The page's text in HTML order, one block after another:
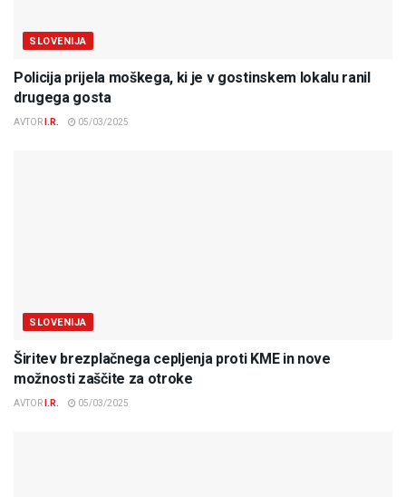
SLOVENIJA
Policija prijela moškega, ki je v gostinskem lokalu ranil
drugega gosta
AVTOR I.R. 05/03/2025
SLOVENIJA
Širitev brezplačnega cepljenja proti KME in nove
možnosti zaščite za otroke
AVTOR I.R. 05/03/2025